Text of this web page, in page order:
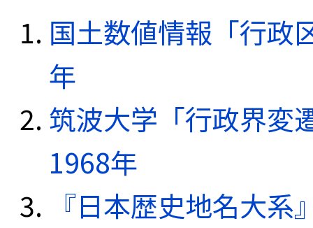
国土数値情報「行政
年
筑波大学「行政界変
1968年
『日本歴史地名大